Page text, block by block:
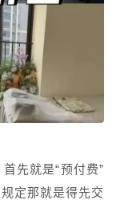
先就是“预付费”
定那就是得先交